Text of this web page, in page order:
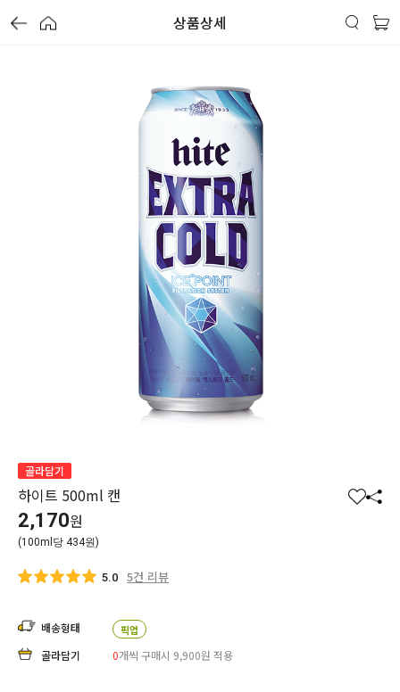
상품상세
골라담기
하이트 500ml 캔
찜 공
2,170원
(100ml당 434원)
5.0 5건 리뷰
배송형태 픽업
골라담기 0개씩 구매시 9,900원 적용
할
인
전
가
격
가
별
5
개
만
점
중